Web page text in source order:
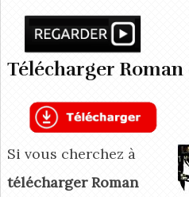
Télécharger Roman
Si vous cherchez à
télécharger Roman